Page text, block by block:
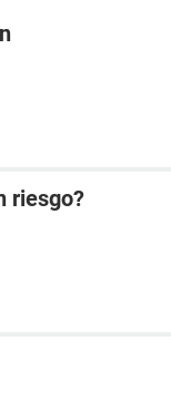
riesgo?